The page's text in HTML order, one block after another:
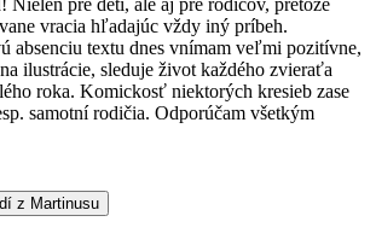
Nielen pre deti, ale aj pre rodičov, pretože
vracia hľadajúc vždy iný príbeh.
absenciu textu dnes vnímam veľmi pozitívne,
ilustrácie, sleduje život každého zvieraťa
roka. Komickosť niektorých kresieb zase
samotní rodičia. Odporúčam všetkým
z Martinusu